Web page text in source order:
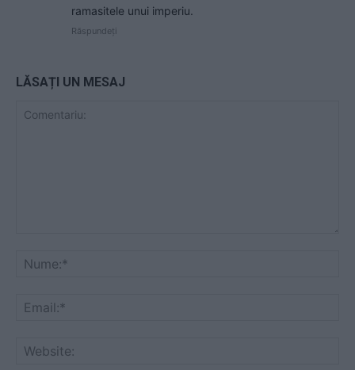
ramasitele unui imperiu.
Răspundeți
LĂSAȚI UN MESAJ